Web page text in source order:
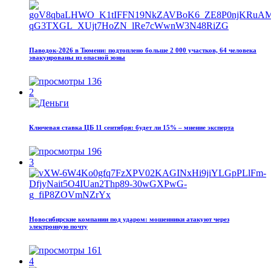
Паводок‑2026 в Тюмени: подтоплено больше 2 000 участков, 64 человека
эвакуированы из опасной зоны
136
2
Ключевая ставка ЦБ 11 сентября: будет ли 15% – мнение эксперта
196
3
Новосибирские компании под ударом: мошенники атакуют через
электронную почту
161
4